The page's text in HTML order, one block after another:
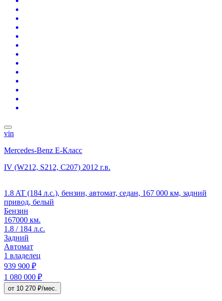
vin
Mercedes-Benz E-Класс
IV (W212, S212, C207) 2012 г.в.
1.8 AT (184 л.с.), бензин, автомат, седан, 167 000 км, задний
привод, белый
Бензин
167000 км.
1.8 / 184 л.с.
Задний
Автомат
1 владелец
939 900 ₽
1 080 000 ₽
от 10 270 ₽/мес.